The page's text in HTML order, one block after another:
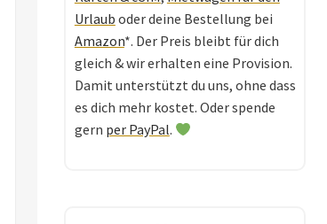
Urlaub oder deine Bestellung bei
Amazon*. Der Preis bleibt für dich
gleich & wir erhalten eine Provision.
Damit unterstützt du uns, ohne dass
es dich mehr kostet. Oder spende
gern per PayPal.